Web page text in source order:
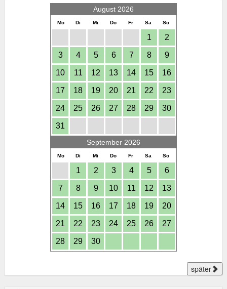
August 2026
Mo Di Mi Do Fr Sa So
1 2
3 4 5 6 7 8 9
10 11 12 13 14 15 16
17 18 19 20 21 22 23
24 25 26 27 28 29 30
31
September 2026
Mo Di Mi Do Fr Sa So
1 2 3 4 5 6
7 8 9 10 11 12 13
14 15 16 17 18 19 20
21 22 23 24 25 26 27
28 29 30
später